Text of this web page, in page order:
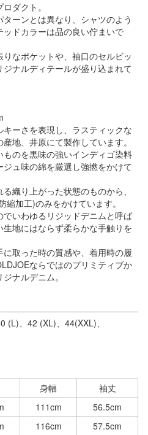
ダクト。
ーンとは異なり、シャツのよう
ドカラーは品の良い佇まいで
なポケットや、袖口のセルビッ
ナルディテールが盛り込まれて
ーさを表現し、ラスティックな
地、井原にて製作しています。
のを黒味の強いインディゴ染料
ュ味の綿を厳選し強撚をかけて
織り上がった状態のものから、
加工)のみをかけています。
いわゆるリジッドデニムと呼ば
地にはならず柔らかな手触りを
取った時の質感や、着用時の履
ならではのプリミティブか
ナルデニム。
(L)、42 (XL)、44(XXL)、
身幅
袖丈
111cm
56.5cm
116cm
57.5cm